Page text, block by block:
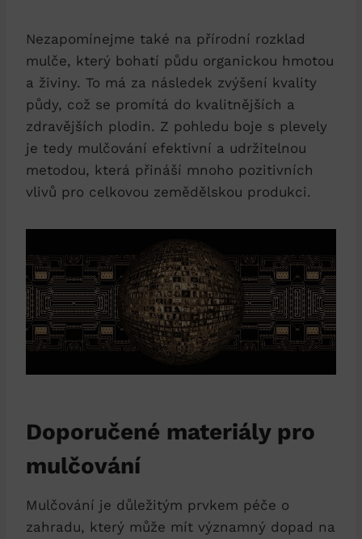
Nezapomínejme také na přírodní rozklad
mulče, který bohatí půdu organickou hmotou
a živiny. To má za následek zvýšení kvality
půdy, což se promítá do kvalitnějších a
zdravějších plodin. Z pohledu boje s plevely
je tedy mulčování efektivní a udržitelnou
metodou, která přináší mnoho pozitivních
vlivů pro celkovou zemědělskou produkci.
Doporučené materiály pro
mulčování
Mulčování je důležitým prvkem péče o
zahradu, který může mít významný dopad na